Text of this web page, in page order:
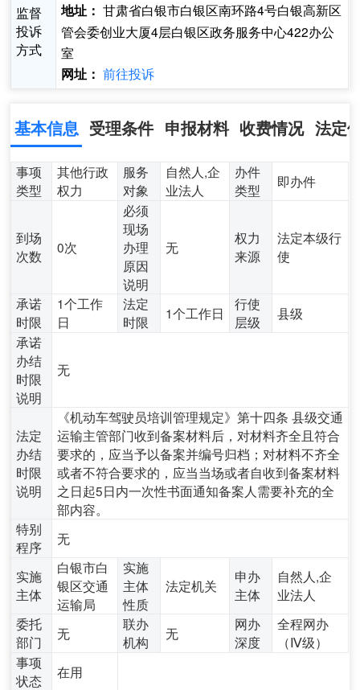
监督
投诉
方式
地址： 甘肃省白银市白银区南环路4号白银高新区
管会委创业大厦4层白银区政务服务中心422办公
室
网址： 前往投诉
基本信息 受理条件 申报材料 收费情况 法定
事项
类型
其他行政
权力
服务
对象
自然人,企
业法人
办件
类型
即办件
到场
次数
0次
必须
现场
办理
原因
说明
无
权力
来源
法定本级行
使
承诺
时限
1个工作
日
法定
时限
1个工作日
行使
层级
县级
承诺
办结
时限
说明
无
法定
办结
时限
说明
《机动车驾驶员培训管理规定》第十四条 县级交通
运输主管部门收到备案材料后，对材料齐全且符合
要求的，应当予以备案并编号归档；对材料不齐全
或者不符合要求的，应当当场或者自收到备案材料
之日起5日内一次性书面通知备案人需要补充的全
部内容。
特别
程序
无
实施
主体
白银市白
银区交通
运输局
实施
主体
性质
法定机关
申办
主体
自然人,企
业法人
委托
部门
无
联办
机构
无
网办
深度
全程网办
（Ⅳ级）
事项
状态
在用